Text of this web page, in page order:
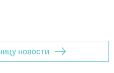
новости